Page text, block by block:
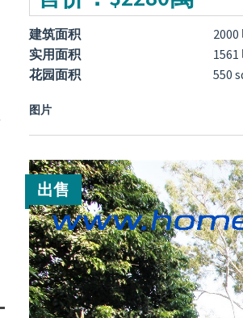
建筑面积
2000
实用面积
1561
花园面积
550
图片
出售